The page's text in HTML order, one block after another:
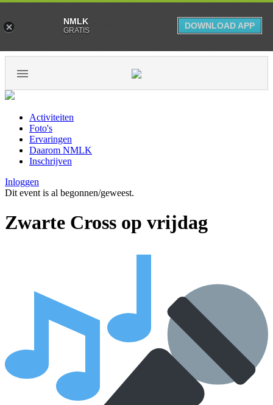
Activiteiten
Foto's
Ervaringen
Daarom NMLK
Inschrijven
Inloggen
Dit event is al begonnen/geweest.
Zwarte Cross op vrijdag
NMLK
GRATIS DOWNLOAD APP